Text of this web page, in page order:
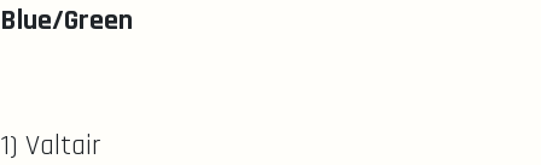
Blue/Green
1) Valtair